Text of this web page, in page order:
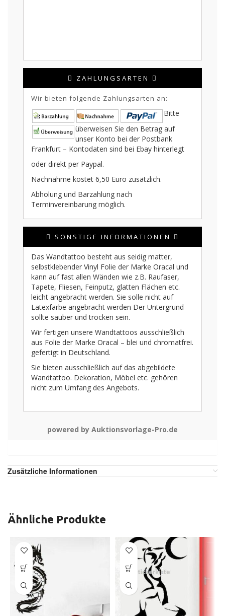
ZAHLUNGSARTEN
Wir bieten folgende Zahlungsarten an:
Bitte
überweisen Sie den Betrag auf
unser Konto bei der Postbank
Frankfurt – Kontodaten sind bei Ebay hinterlegt
oder direkt per Paypal.
Nachnahme kostet 6,50 Euro zusätzlich.
Abholung und Barzahlung nach
Terminvereinbarung möglich.
SONSTIGE INFORMATIONEN
Das Wandtattoo besteht aus seidig matter,
selbstklebender Vinyl Folie der Marke Oracal und
kann auf fast allen Wänden wie z.B. Raufaser,
Tapete, Fliesen, Feinputz, glatten Flächen etc.
leicht angebracht werden. Sie solle nicht auf
Latexfarbe angebracht werden Der Untergrund
sollte sauber und trocken sein.
Wir fertigen unsere Wandtattoos ausschließlich
aus Folie der Marke Oracal – blei und chromatfrei.
gefertigt in Deutschland.
Sie bieten ausschließlich auf das abgebildete
Wandtattoo. Dekoration, Möbel etc. gehören
nicht zum Umfang des Angebots.
powered by Auktionsvorlage-Pro.de
Zusätzliche Informationen
Ähnliche Produkte